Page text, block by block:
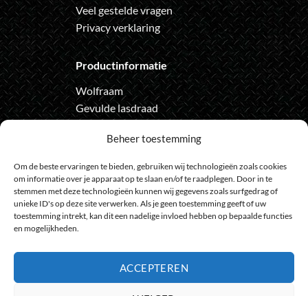
Beheer toestemming
Om de beste ervaringen te bieden, gebruiken wij technologieën zoals cookies
om informatie over je apparaat op te slaan en/of te raadplegen. Door in te
stemmen met deze technologieën kunnen wij gegevens zoals surfgedrag of
unieke ID's op deze site verwerken. Als je geen toestemming geeft of uw
toestemming intrekt, kan dit een nadelige invloed hebben op bepaalde functies
en mogelijkheden.
ACCEPTEREN
Veel gestelde vragen
Privacy verklaring
Productinformatie
Wolfraam
Gevulde lasdraad
Onze nieuwsbrief
Meld je aan voor de nieuwsbrief
en loop geen actie meer mis